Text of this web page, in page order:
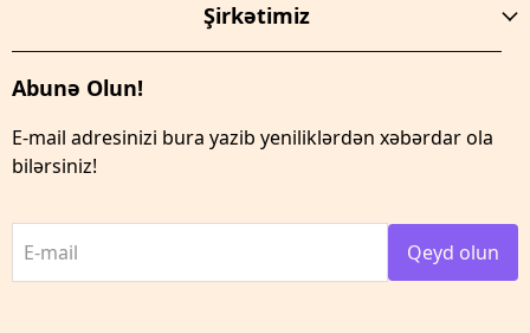
Şirkətimiz
Abunə Olun!
E-mail adresinizi bura yazib yeniliklərdən xəbərdar ola
bilərsiniz!
E-mail Qeyd olun